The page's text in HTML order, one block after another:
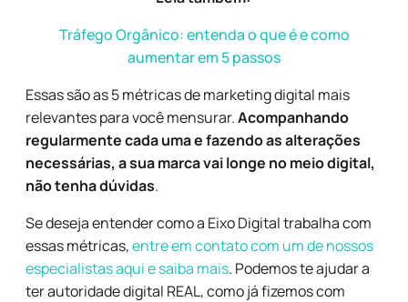
Tráfego Orgânico: entenda o que é e como
aumentar em 5 passos
Essas são as 5 métricas de marketing digital mais
relevantes para você mensurar.Acompanhando
regularmente cada uma e fazendo as alterações
necessárias, a sua marca vai longe no meio digital,
não tenha dúvidas.
Se deseja entender como a Eixo Digital trabalha com
essas métricas,entre em contato com um de nossos
especialistas aqui e saiba mais. Podemos te ajudar a
ter autoridade digital REAL, como já fizemos com